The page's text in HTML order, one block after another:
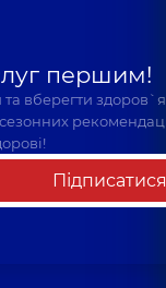
першим!
та вберегти
Підписатися